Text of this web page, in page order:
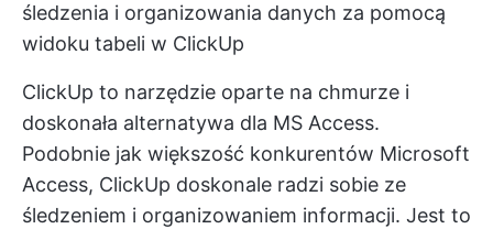
śledzenia i organizowania danych za pomocą
widoku tabeli w ClickUp
ClickUp to narzędzie oparte na chmurze i
doskonała alternatywa dla MS Access.
Podobnie jak większość konkurentów Microsoft
Access, ClickUp doskonale radzi sobie ze
śledzeniem i organizowaniem informacji. Jest to